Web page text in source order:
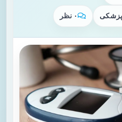
پزشکی ۰ نظر